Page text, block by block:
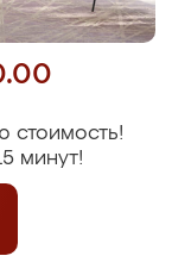
стоимость!
минут!